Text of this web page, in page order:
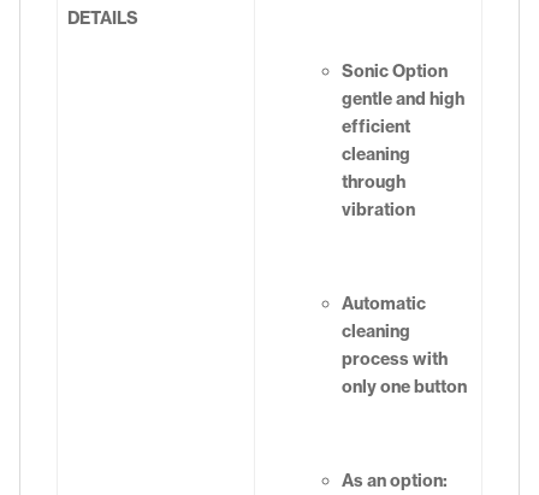
DETAILS
Sonic Option 
gentle and high
efficient
cleaning
through
vibration
Automatic
cleaning
process with
only one button
As an option: